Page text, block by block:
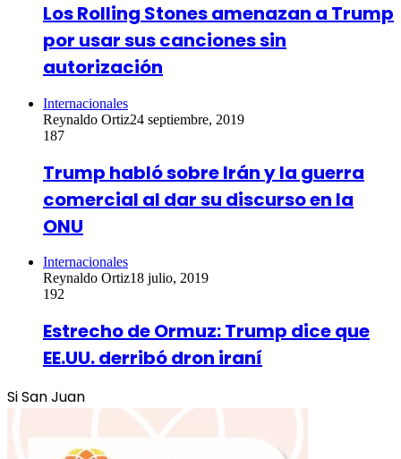
Los Rolling Stones amenazan a Trump
por usar sus canciones sin
autorización
Internacionales
Reynaldo Ortiz24 septiembre, 2019
187
Trump habló sobre Irán y la guerra
comercial al dar su discurso en la
ONU
Internacionales
Reynaldo Ortiz18 julio, 2019
192
Estrecho de Ormuz: Trump dice que
EE.UU. derribó dron iraní
Si San Juan